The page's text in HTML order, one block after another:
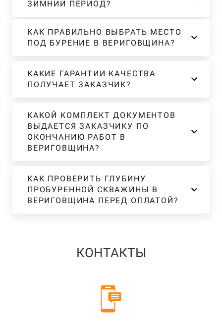
ЗИМНИЙ ПЕРИОД?
КАК ПРАВИЛЬНО ВЫБРАТЬ МЕСТО
ПОД БУРЕНИЕ В ВЕРИГОВЩИНА?
КАКИЕ ГАРАНТИИ КАЧЕСТВА
ПОЛУЧАЕТ ЗАКАЗЧИК?
КАКОЙ КОМПЛЕКТ ДОКУМЕНТОВ
ВЫДАЕТСЯ ЗАКАЗЧИКУ ПО
ОКОНЧАНИЮ РАБОТ В
ВЕРИГОВЩИНА?
КАК ПРОВЕРИТЬ ГЛУБИНУ
ПРОБУРЕННОЙ СКВАЖИНЫ В
ВЕРИГОВЩИНА ПЕРЕД ОПЛАТОЙ?
КОНТАКТЫ